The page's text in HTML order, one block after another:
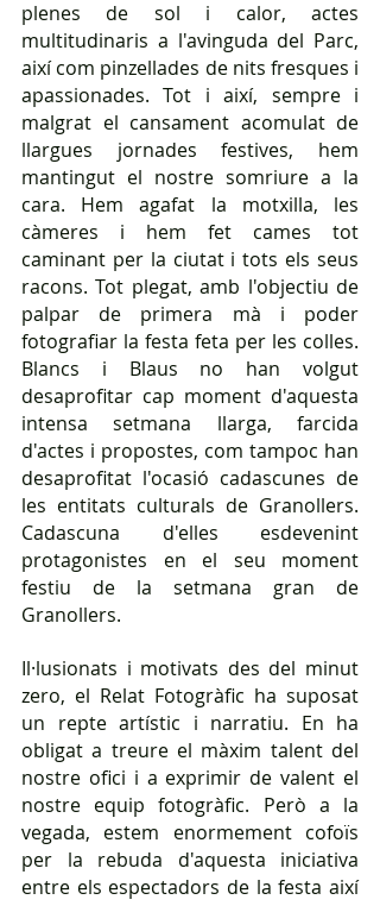
plenes de sol i calor, actes
multitudinaris a l'avinguda del Parc,
així com pinzellades de nits fresques i
apassionades. Tot i així, sempre i
malgrat el cansament acomulat de
llargues jornades festives, hem
mantingut el nostre somriure a la
cara. Hem agafat la motxilla, les
càmeres i hem fet cames tot
caminant per la ciutat i tots els seus
racons. Tot plegat, amb l'objectiu de
palpar de primera mà i poder
fotografiar la festa feta per les colles.
Blancs i Blaus no han volgut
desaprofitar cap moment d'aquesta
intensa setmana llarga, farcida
d'actes i propostes, com tampoc han
desaprofitat l'ocasió cadascunes de
les entitats culturals de Granollers.
Cadascuna d'elles esdevenint
protagonistes en el seu moment
festiu de la setmana gran de
Granollers.
Il·lusionats i motivats des del minut
zero, el Relat Fotogràfic ha suposat
un repte artístic i narratiu. En ha
obligat a treure el màxim talent del
nostre ofici i a exprimir de valent el
nostre equip fotogràfic. Però a la
vegada, estem enormement cofoïs
per la rebuda d'aquesta iniciativa
entre els espectadors de la festa així